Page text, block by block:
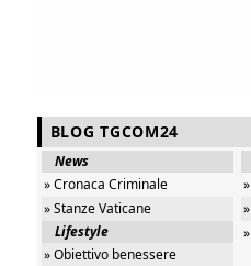
BLOG TGCOM24
News
» Cronaca Criminale
» Stanze Vaticane
Lifestyle
» Obiettivo benessere